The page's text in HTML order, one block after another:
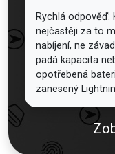
Rychlá odpověď:
nejčastěji za to
nabíjení, ne
padá kapacita
opotřebená
zanesený